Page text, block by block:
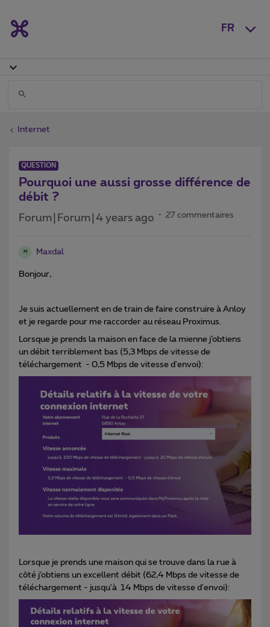
FR
Internet
QUESTION
Pourquoi une aussi grosse différence de
débit ?
Forum|Forum|4 years ago 27 commentaires
M Maxdal
Bonjour,
Je suis actuellement en de train de faire construire à Anloy
et je regarde pour me raccorder au réseau Proximus.
Lorsque je prends la maison en face de la mienne j’obtiens
un débit terriblement bas (5,3 Mbps de vitesse de
téléchargement - 0,5 Mbps de vitesse d'envoi):
Lorsque je prends une maison qui se trouve dans la rue à
côté j’obtiens un excellent débit (62,4 Mbps de vitesse de
téléchargement - jusqu'à 14 Mbps de vitesse d'envoi):